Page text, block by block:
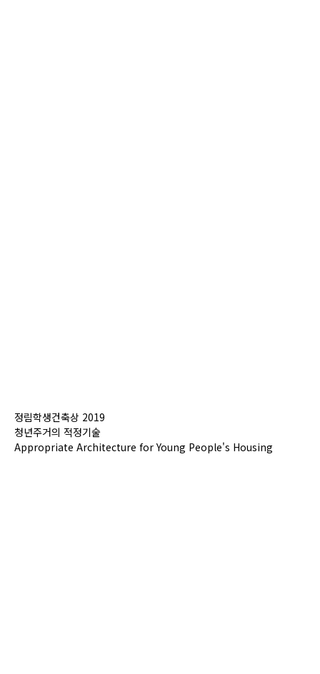
정림학생건축상 2019
청년주거의 적정기술
Appropriate Architecture for Young People's Housing